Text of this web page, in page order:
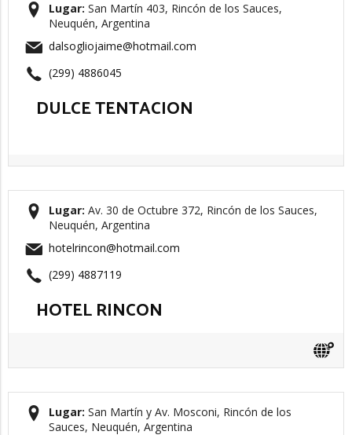
DULCE TENTACION
Lugar: San Martín 403, Rincón de los Sauces,
Neuquén, Argentina
dalsogliojaime@hotmail.com
(299) 4886045
HOTEL RINCON
Lugar: Av. 30 de Octubre 372, Rincón de los Sauces,
Neuquén, Argentina
hotelrincon@hotmail.com
(299) 4887119
Lugar: San Martín y Av. Mosconi, Rincón de los
Sauces, Neuquén, Argentina